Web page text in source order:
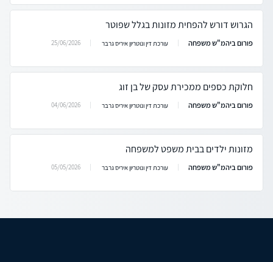
הגרוש דורש להפחית מזונות בגלל שפוטר
פורום ביהמ"ש משפחה עורכת דין ונוטריון איריס גרבר 25/06/2026
חלוקת כספים ממכירת עסק של בן זוג
פורום ביהמ"ש משפחה עורכת דין ונוטריון איריס גרבר 04/06/2026
מזונות ילדים בבית משפט למשפחה
פורום ביהמ"ש משפחה עורכת דין ונוטריון איריס גרבר 05/05/2026